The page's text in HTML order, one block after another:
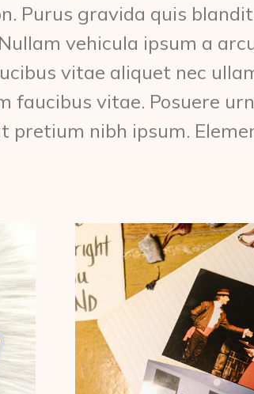
Purus gravida quis
vehicula ipsum a
vitae aliquet nec
faucibus vitae. Posuere
pretium nibh ipsum.